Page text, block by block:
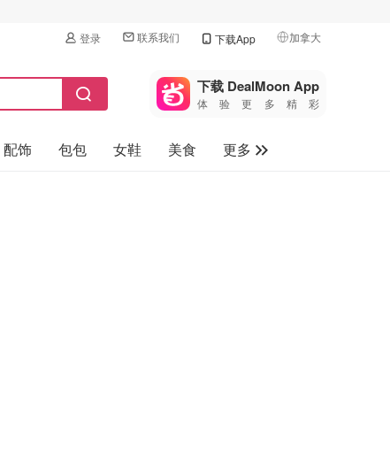
登录 联系我们 下载App 加拿大
🇺🇸
美国
🇨🇳中国
🇨🇦加拿大
下载 DealMoon App
体验更多精彩
配饰 包包 女鞋 美食
更多